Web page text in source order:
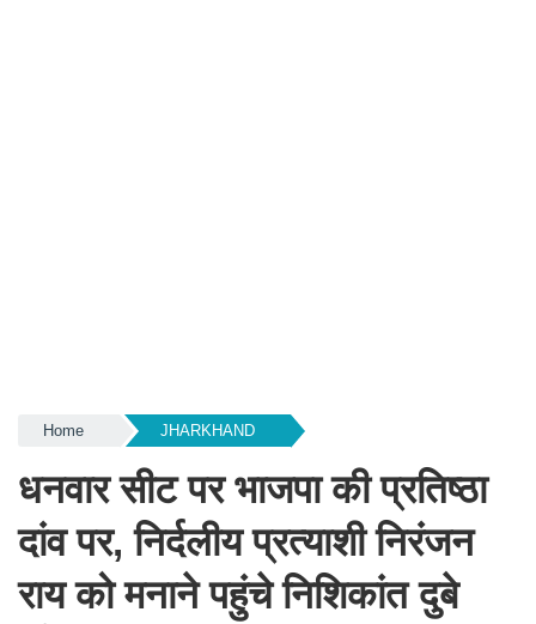
Home JHARKHAND
धनवार सीट पर भाजपा की प्रतिष्ठा
दांव पर, निर्दलीय प्रत्याशी निरंजन
राय को मनाने पहुंचे निशिकांत दुबे